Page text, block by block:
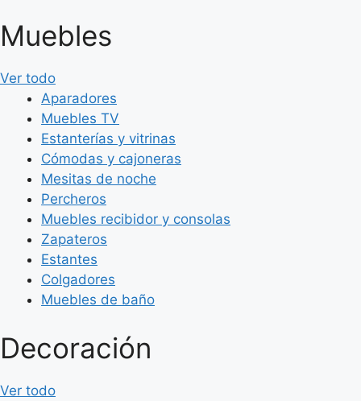
Muebles
Ver todo
Aparadores
Muebles TV
Estanterías y vitrinas
Cómodas y cajoneras
Mesitas de noche
Percheros
Muebles recibidor y consolas
Zapateros
Estantes
Colgadores
Muebles de baño
Decoración
Ver todo